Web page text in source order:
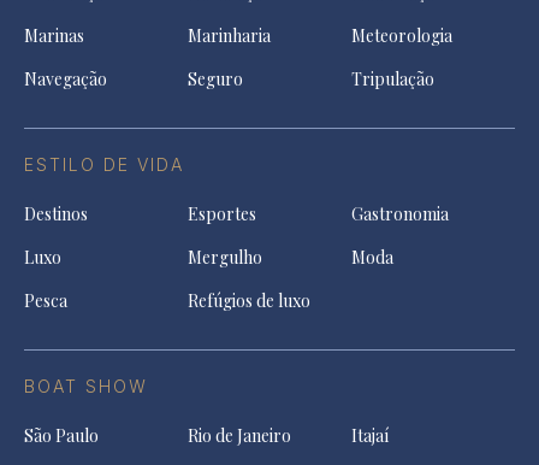
Marinas
Marinharia
Meteorologia
Navegação
Seguro Tripulação
ESTILO DE VIDA
Destinos Esportes
Gastronomia
Luxo
Mergulho
Moda
Pesca
Refúgios de luxo
BOAT SHOW
São Paulo Rio de Janeiro
Itajaí